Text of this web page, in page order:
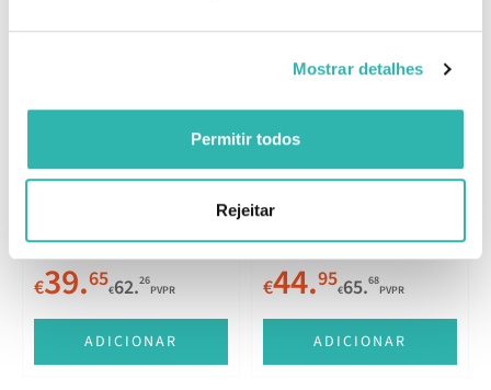
Mostrar detalhes
Permitir todos
Rejeitar
Melhor Preço
Carolina Herrera 212 VIP
Rosé Women Eau de
Parfum 30ml
€39.65€62.26
PVPR
ADICIONAR
Melhor Preço
Carolina Herrera CH
Women Eau de Toilette
30ml
30ml 50ml 100ml
€44.95€65.68
PVPR
ADICIONAR